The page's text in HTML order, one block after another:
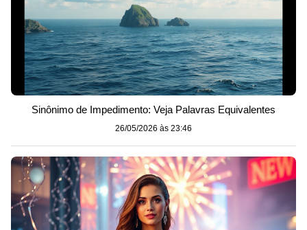
Sinônimo de Impedimento: Veja Palavras Equivalentes
26/05/2026 às 23:46